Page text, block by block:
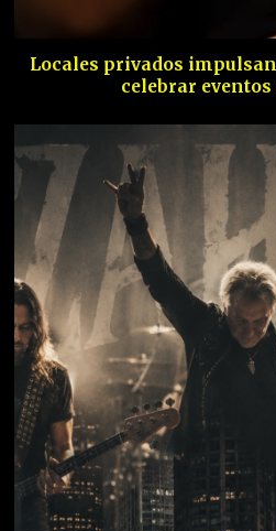
Locales privados
celebrar